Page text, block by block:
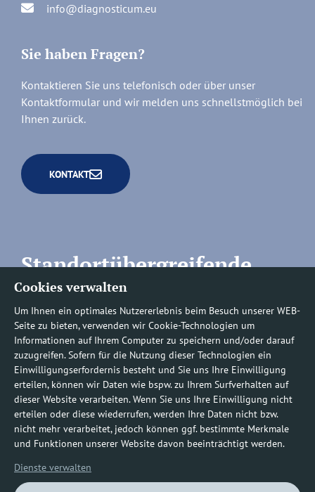
Cookies verwalten
Um Ihnen ein optimales Nutzererlebnis beim Besuch unserer WEB-
Seite zu bieten, verwenden wir Cookie-Technologien um
Informationen auf Ihrem Computer zu speichern und/oder darauf
zuzugreifen. Sofern für die Nutzung dieser Technologien ein
Einwilligungserfordernis besteht und Sie uns Ihre Einwilligung
erteilen, können wir Daten wie bspw. zu Ihrem Surfverhalten auf
dieser Website verarbeiten. Wenn Sie uns Ihre Einwilligung nicht
erteilen oder diese wiederrufen, werden Ihre Daten nicht bzw.
nicht mehr verarbeitet, jedoch können ggf. bestimmte Merkmale
und Funktionen unserer Website davon beeinträchtigt werden.
Dienste verwalten
info@diagnosticum.eu
Sie haben Fragen?
Kontaktieren Sie uns telefonisch oder über unser
Kontaktformular und wir melden uns schnellstmöglich bei
Ihnen zurück.
KONTAKT
Standortübergreifende
Rufnummern
Befundauskünfte/
Nachforderungen
0800 1219100-10